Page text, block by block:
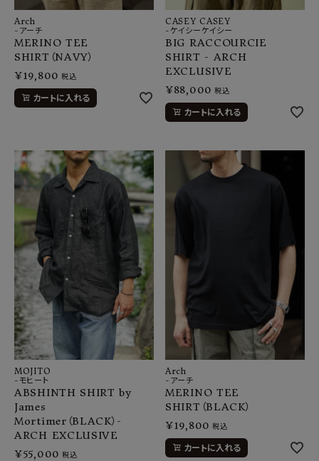
Arch
-アーチ
MERINO TEE
SHIRT（NAVY）
¥19,800 税込
カートに入れる
CASEY CASEY
-ケイシーケイシー
BIG RACCOURCIE
SHIRT - ARCH
EXCLUSIVE
¥88,000 税込
カートに入れる
MOJITO
-モヒート
ABSHINTH SHIRT by
James
Mortimer（BLACK）-
ARCH EXCLUSIVE
¥55,000 税込
Arch
-アーチ
MERINO TEE
SHIRT（BLACK）
¥19,800 税込
カートに入れる